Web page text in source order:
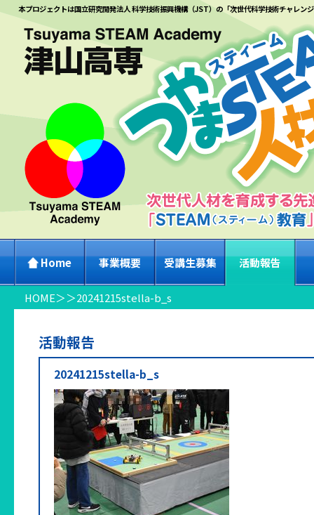
本プロジェクトは国立研究開発法人 科学技術振興機構（JST）の「次世代科学技術チャレン
Home 事業概要 受講生募集 活動報告
HOME＞＞20241215stella-b_s
活動報告
20241215stella-b_s